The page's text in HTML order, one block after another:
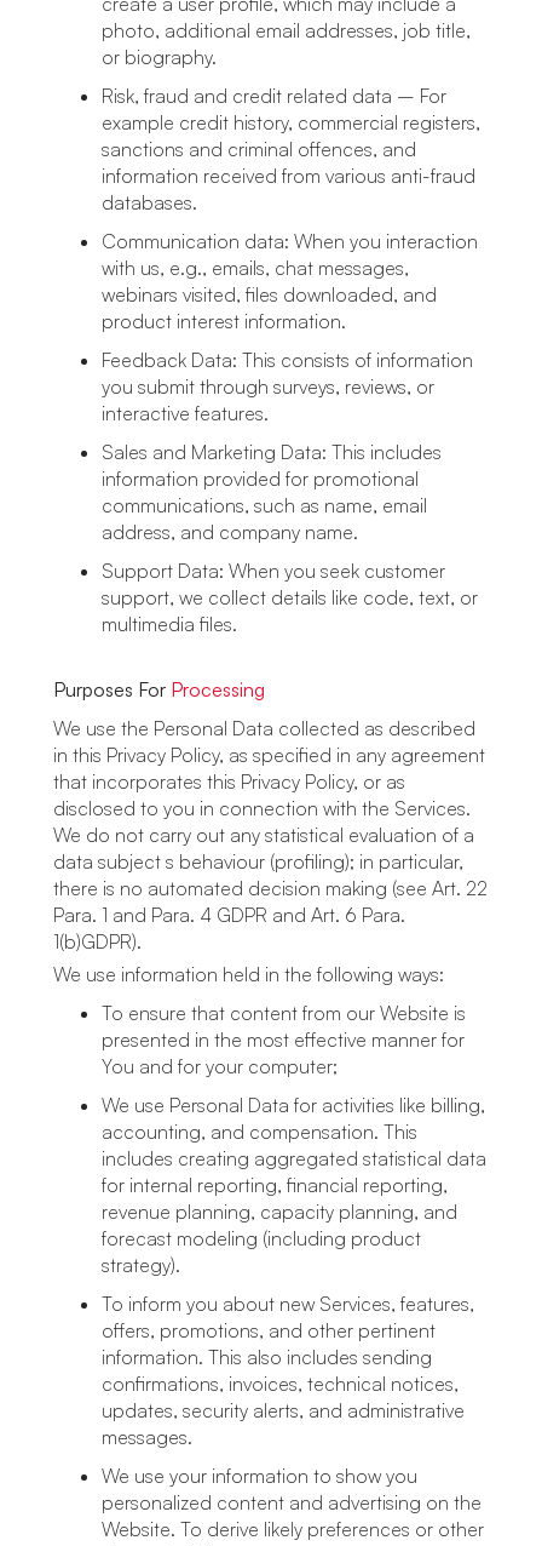
photo, additional email addresses, job title,
or biography.
Risk, fraud and credit related data – For
example credit history, commercial registers,
sanctions and criminal offences, and
information received from various anti-fraud
databases.
Communication data: When you interaction
with us, e.g., emails, chat messages,
webinars visited, files downloaded, and
product interest information.
Feedback Data: This consists of information
you submit through surveys, reviews, or
interactive features.
Sales and Marketing Data: This includes
information provided for promotional
communications, such as name, email
address, and company name.
Support Data: When you seek customer
support, we collect details like code, text, or
multimedia files.
Purposes For Processing
We use the Personal Data collected as described
in this Privacy Policy, as specified in any agreement
that incorporates this Privacy Policy, or as
disclosed to you in connection with the Services.
We do not carry out any statistical evaluation of a
data subject s behaviour (profiling); in particular,
there is no automated decision making (see Art. 22
Para. 1 and Para. 4 GDPR and Art. 6 Para.
1(b)GDPR).
We use information held in the following ways:
To ensure that content from our Website is
presented in the most effective manner for
You and for your computer;
We use Personal Data for activities like billing,
accounting, and compensation. This
includes creating aggregated statistical data
for internal reporting, financial reporting,
revenue planning, capacity planning, and
forecast modeling (including product
strategy).
To inform you about new Services, features,
offers, promotions, and other pertinent
information. This also includes sending
confirmations, invoices, technical notices,
updates, security alerts, and administrative
messages.
We use your information to show you
personalized content and advertising on the
Website. To derive likely preferences or other